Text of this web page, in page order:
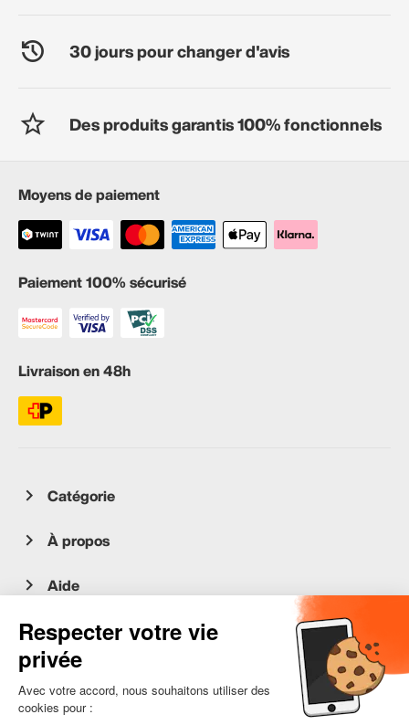
30 jours pour changer d'avis
Des produits garantis 100% fonctionnels
Moyens de paiement
Paiement 100% sécurisé
Livraison en 48h
Catégorie
À propos
Aide
Service client
occasion.migros.mobile@recommerce.com
Lundi-Vendredi 08:00-17:00